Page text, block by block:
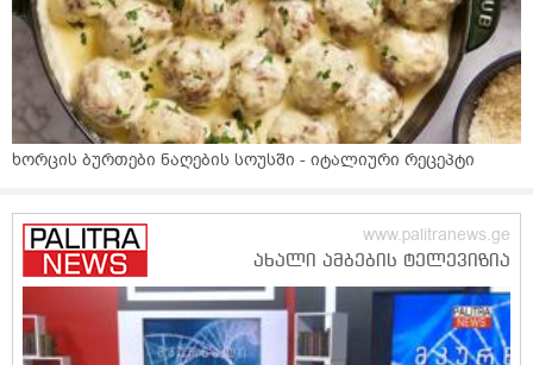
ხორცის ბურთები ნაღების სოუსში - იტალიური რეცეპტი